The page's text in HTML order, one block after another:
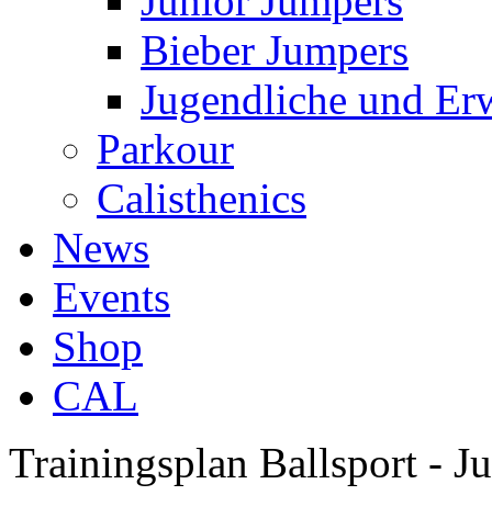
Bieber Jumpers
Jugendliche und
Parkour
Calisthenics
News
Events
Shop
CAL
Trainingsplan Ballsport -